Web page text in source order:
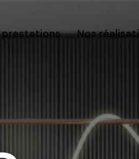
prestations Nos